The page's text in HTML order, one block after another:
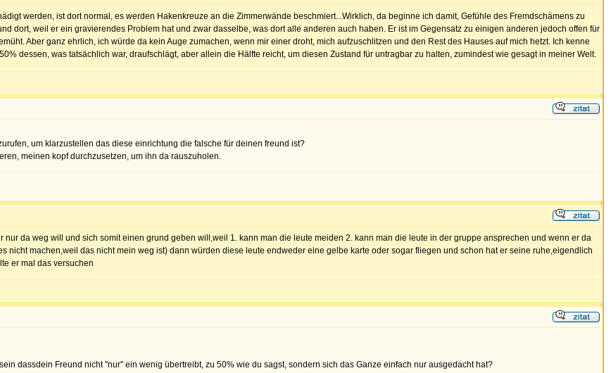
werden, ist dort normal, es werden Hakenkreuze an die Zimmerwände beschmiert...Wirklich, da beginne ich damit, Gefühle des Fremdschämens zu
dort, weil er ein gravierendes Problem hat und zwar dasselbe, was dort alle anderen auch haben. Er ist im Gegensatz zu einigen anderen jedoch offen für
Aber ganz ehrlich, ich würde da kein Auge zumachen, wenn mir einer droht, mich aufzuschlitzen und den Rest des Hauses auf mich hetzt. Ich kenne
dessen, was tatsächlich war, draufschlägt, aber allein die Hälfte reicht, um diesen Zustand für untragbar zu halten, zumindest wie gesagt in meiner Welt.
um klarzustellen das diese einrichtung die falsche für deinen freund ist?
meinen kopf durchzusetzen, um ihn da rauszuholen.
da weg will und sich somit einen grund geben will,weil 1. kann man die leute meiden 2. kann man die leute in der gruppe ansprechen und wenn er da
nicht machen,weil das nicht mein weg ist) dann würden diese leute endweder eine gelbe karte oder sogar fliegen und schon hat er seine ruhe,eigendlich
er mal das versuchen
dassdein Freund nicht "nur" ein wenig übertreibt, zu 50% wie du sagst, sondern sich das Ganze einfach nur ausgedacht hat?